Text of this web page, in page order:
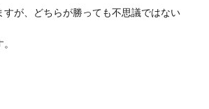
すが、どちらが勝っても不思議ではない